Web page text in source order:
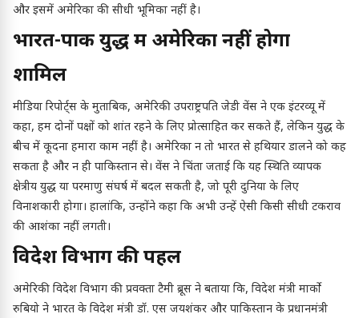
और इसमें अमेरिका की सीधी भूमिका नहीं है।
भारत-पाक युद्ध में अमेरिका नहीं होगा
शामिल
मीडिया रिपोर्ट्स के मुताबिक, अमेरिकी उपराष्ट्रपति जेडी वेंस ने एक इंटरव्यू में
कहा, हम दोनों पक्षों को शांत रहने के लिए प्रोत्साहित कर सकते हैं, लेकिन युद्ध के
बीच में कूदना हमारा काम नहीं है। अमेरिका न तो भारत से हथियार डालने को कह
सकता है और न ही पाकिस्तान से। वेंस ने चिंता जताई कि यह स्थिति व्यापक
क्षेत्रीय युद्ध या परमाणु संघर्ष में बदल सकती है, जो पूरी दुनिया के लिए
विनाशकारी होगा। हालांकि, उन्होंने कहा कि अभी उन्हें ऐसी किसी सीधी टकराव
की आशंका नहीं लगती।
विदेश विभाग की पहल
अमेरिकी विदेश विभाग की प्रवक्ता टैमी ब्रूस ने बताया कि, विदेश मंत्री मार्को
रुबियो ने भारत के विदेश मंत्री डॉ. एस जयशंकर और पाकिस्तान के प्रधानमंत्री